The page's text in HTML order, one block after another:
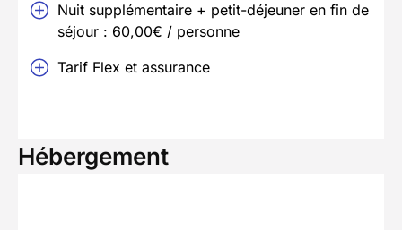
Nuit supplémentaire + petit-déjeuner en fin de
séjour : 60,00€ / personne
Tarif Flex et assurance
Hébergement